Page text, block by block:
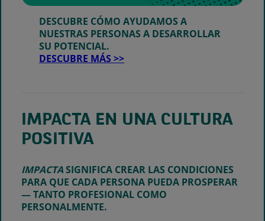
DESCUBRE CÓMO AYUDAMOS A
NUESTRAS PERSONAS A DESARROLLAR
SU POTENCIAL.
DESCUBRE MÁS >>
IMPACTA EN UNA CULTURA
POSITIVA
IMPACTASIGNIFICA CREAR LAS CONDICIONES
PARA QUE CADA PERSONA PUEDA PROSPERAR
— TANTO PROFESIONAL COMO
PERSONALMENTE.